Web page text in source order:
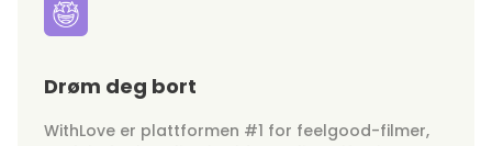
Drøm deg bort
WithLove er plattformen #1 for feelgood-filmer,